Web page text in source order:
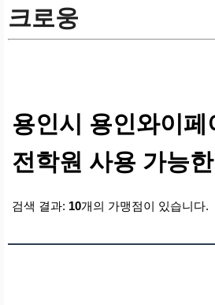
크로웅
용인시 용인와이페
전학원 사용 가능한
검색 결과: 10개의 가맹점이 있습니다.